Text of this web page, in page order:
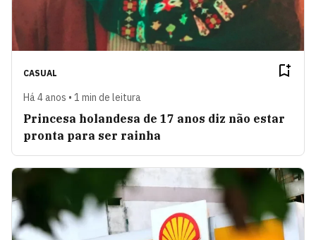
CASUAL
Há 4 anos • 1 min de leitura
Princesa holandesa de 17 anos diz não estar
pronta para ser rainha